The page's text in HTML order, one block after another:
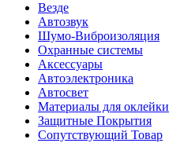
Везде
Автозвук
Шумо-Виброизоляция
Охранные системы
Аксессуары
Автоэлектроника
Автосвет
Материалы для оклейки
Защитные Покрытия
Сопутствующий Товар